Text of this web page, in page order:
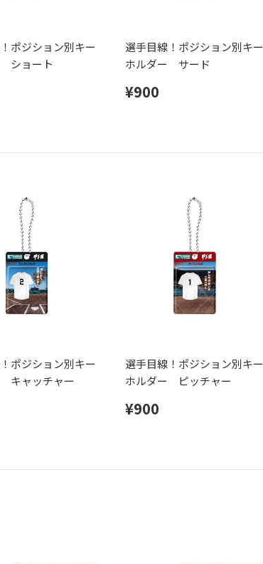
ポジション別キー
ショート
選手目線！ポジション別キー
ホルダー サード
¥900
ポジション別キー
キャッチャー
選手目線！ポジション別キー
ホルダー ピッチャー
¥900